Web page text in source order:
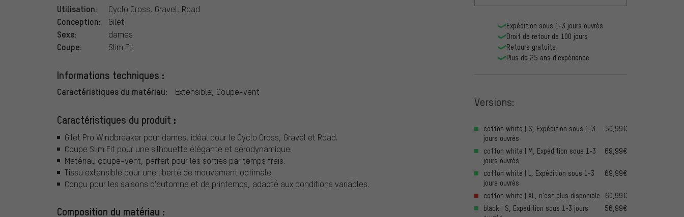
Utilisation: Cyclo Cross, Gravel, Road
Conception: Gilet
Sexe: dames
Coupe: Slim Fit
Informations techniques :
Caractéristiques du matériau: Extensible, Coupe-vent
Caractéristiques du produit :
Gilet Pro Windbreaker pour dames, idéal pour le Cyclo Cross, Gravel et Road.
Coupe Slim Fit pour une silhouette élégante et aérodynamique.
Matériau coupe-vent, parfait pour les sorties par temps frais.
Tissu extensible pour une liberté de mouvement optimale.
Conçu pour les saisons d'automne et de printemps, adapté aux conditions variables.
Composition du matériau :
Expédition sous 1-3 jours ouvrés
Droit de retour de 100 jours
Retours gratuits
Plus de 25 ans d'expérience
Versions:
cotton white | S, Expédition sous 1-3
jours ouvrés
50,99€
cotton white | M, Expédition sous 1-3
jours ouvrés
69,99€
cotton white | L, Expédition sous 1-3
jours ouvrés
69,99€
cotton white | XL, n’est plus disponible
60,99€
black | S, Expédition sous 1-3 jours
56,99€